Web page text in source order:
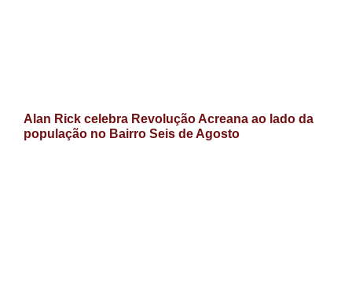
Alan Rick celebra Revolução Acreana ao lado da
população no Bairro Seis de Agosto